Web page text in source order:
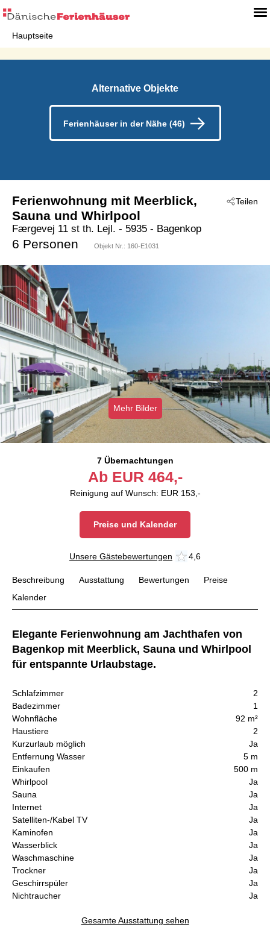
Hauptseite
Alternative Objekte
Ferienhäuser in der Nähe (46)
Teilen
Ferienwohnung mit Meerblick,
Sauna und Whirlpool
Færgevej 11 st th. Lejl. - 5935 - Bagenkop
6 Personen Objekt Nr.: 160-E1031
Mehr Bilder
7 Übernachtungen
Ab EUR 464,-
Reinigung auf Wunsch: EUR 153,-
Preise und Kalender
Unsere Gästebewertungen 4,6
Beschreibung Ausstattung Bewertungen
Preise
Kalender
Elegante Ferienwohnung am Jachthafen von
Bagenkop mit Meerblick, Sauna und Whirlpool
für entspannte Urlaubstage.
Schlafzimmer
2
Badezimmer
1
Wohnfläche
92 m²
Haustiere
2
Kurzurlaub möglich
Ja
Entfernung Wasser
5 m
Einkaufen
500 m
Whirlpool
Ja
Sauna
Ja
Internet
Ja
Satelliten-/Kabel TV
Ja
Kaminofen
Ja
Wasserblick
Ja
Waschmaschine
Ja
Trockner
Ja
Geschirrspüler
Ja
Nichtraucher
Ja
Gesamte Ausstattung sehen